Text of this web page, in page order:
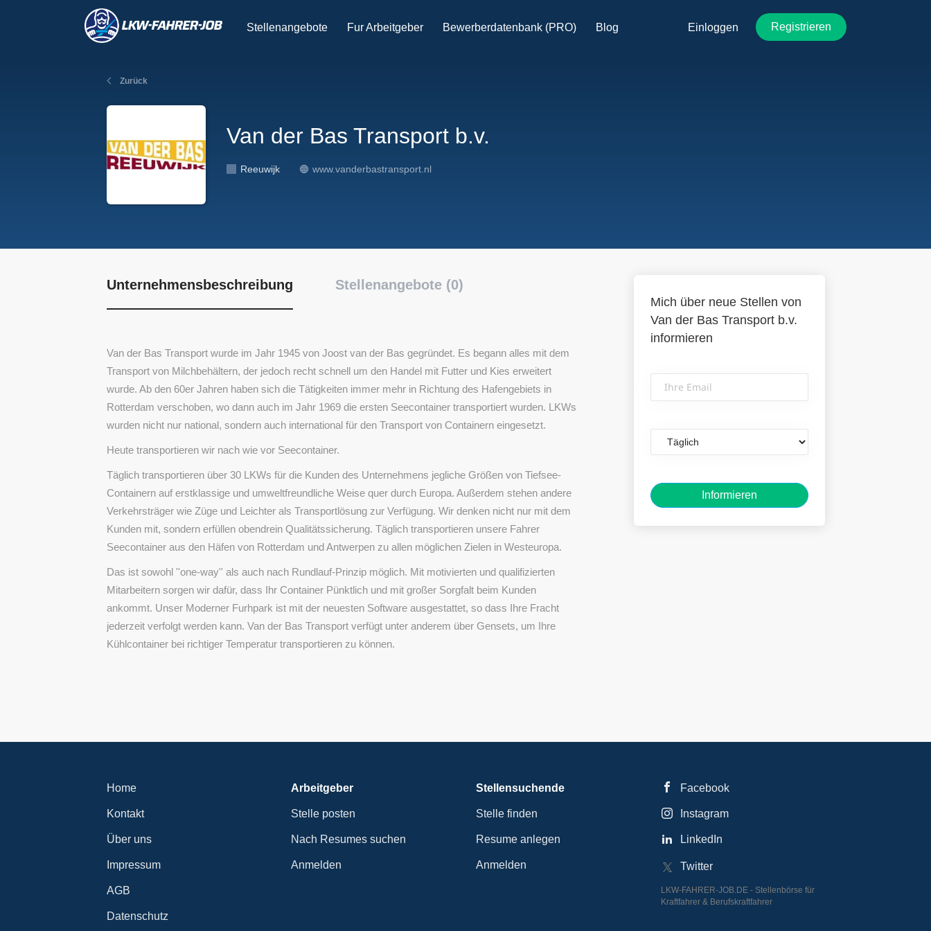
Einloggen Registrieren
Stellenangebote Fur Arbeitgeber Bewerberdatenbank (PRO) Blog
Zurück
Van der Bas Transport b.v.
Reeuwijk www.vanderbastransport.nl
Unternehmensbeschreibung Stellenangebote (0)
Van der Bas Transport wurde im Jahr 1945 von Joost van der Bas gegründet. Es begann alles mit dem
Transport von Milchbehältern, der jedoch recht schnell um den Handel mit Futter und Kies erweitert
wurde. Ab den 60er Jahren haben sich die Tätigkeiten immer mehr in Richtung des Hafengebiets in
Rotterdam verschoben, wo dann auch im Jahr 1969 die ersten Seecontainer transportiert wurden. LKWs
wurden nicht nur national, sondern auch international für den Transport von Containern eingesetzt.
Heute transportieren wir nach wie vor Seecontainer.
Täglich transportieren über 30 LKWs für die Kunden des Unternehmens jegliche Größen von Tiefsee-
Containern auf erstklassige und umweltfreundliche Weise quer durch Europa. Außerdem stehen andere
Verkehrsträger wie Züge und Leichter als Transportlösung zur Verfügung. Wir denken nicht nur mit dem
Kunden mit, sondern erfüllen obendrein Qualitätssicherung. Täglich transportieren unsere Fahrer
Seecontainer aus den Häfen von Rotterdam und Antwerpen zu allen möglichen Zielen in Westeuropa.
Das ist sowohl ''one-way'' als auch nach Rundlauf-Prinzip möglich. Mit motivierten und qualifizierten
Mitarbeitern sorgen wir dafür, dass Ihr Container Pünktlich und mit großer Sorgfalt beim Kunden
ankommt. Unser Moderner Furhpark ist mit der neuesten Software ausgestattet, so dass Ihre Fracht
jederzeit verfolgt werden kann. Van der Bas Transport verfügt unter anderem über Gensets, um Ihre
Kühlcontainer bei richtiger Temperatur transportieren zu können.
Mich über neue Stellen von
Van der Bas Transport b.v.
informieren
Email
frequency
Home
Kontakt
Über uns
Impressum
AGB
Datenschutz
Arbeitgeber
Stelle posten
Nach Resumes suchen
Anmelden
Stellensuchende
Stelle finden
Resume anlegen
Anmelden
Facebook
Instagram
LinkedIn
Twitter
LKW-FAHRER-JOB.DE - Stellenbörse für
Kraftfahrer & Berufskraftfahrer